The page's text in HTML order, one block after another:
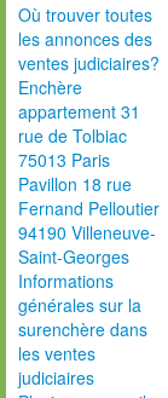
Où trouver toutes
les annonces des
ventes judiciaires?
Enchère
appartement 31
rue de Tolbiac
75013 Paris
Pavillon 18 rue
Fernand Pelloutier
94190 Villeneuve-
Saint-Georges
Informations
générales sur la
surenchère dans
les ventes
judiciaires